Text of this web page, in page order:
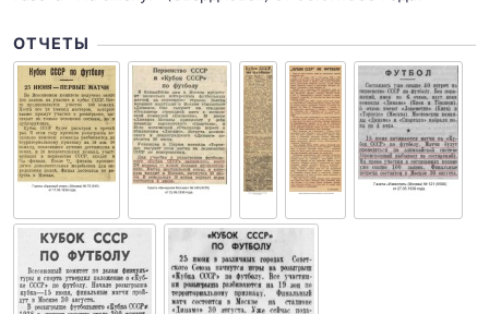
ОТЧЕТЫ